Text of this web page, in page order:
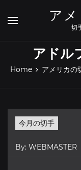
content
ア
切
アドル
Home アメリカの
今月の切手
By: WEBMASTER